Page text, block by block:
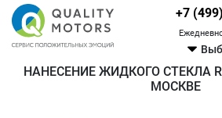
+7
НАНЕСЕНИЕ ЖИДКОГО СТЕКЛА
МОСКВЕ